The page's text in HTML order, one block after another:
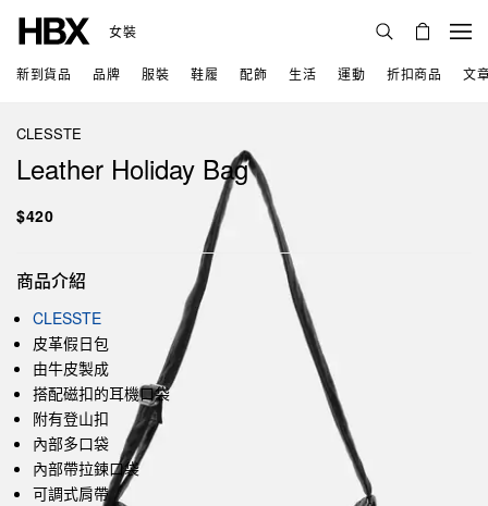
女裝
新到貨品 品牌 服裝 鞋履 配飾 生活 運動 折扣商品 文
CLESSTE
Leather Holiday Bag
$420
商品介紹
CLESSTE
皮革假日包
由牛皮製成
搭配磁扣的耳機口袋
附有登山扣
內部多口袋
內部帶拉鍊口袋
可調式肩帶